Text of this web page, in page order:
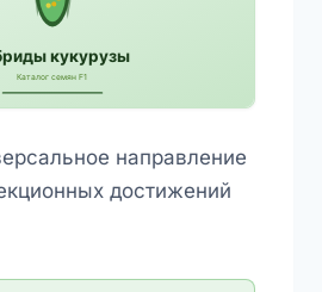
направление
достижений